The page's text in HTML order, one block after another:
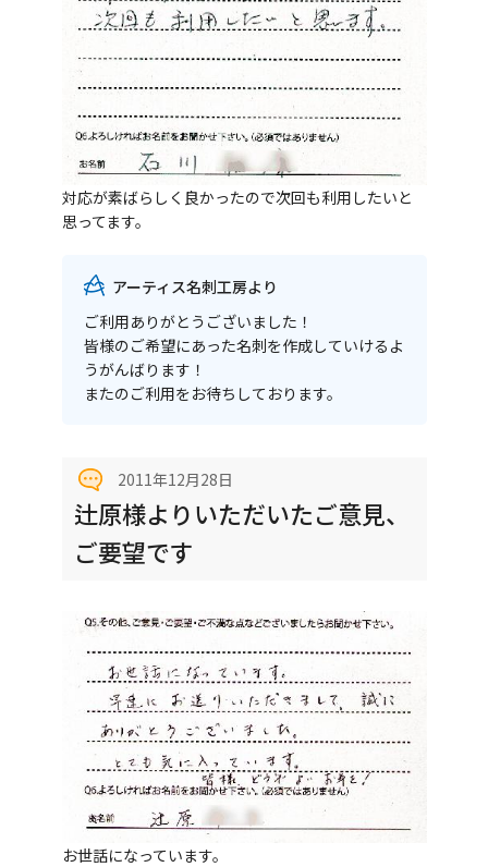
対応が素ばらしく良かったので次回も利用したいと
思ってます。
アーティス名刺工房より
ご利用ありがとうございました！
皆様のご希望にあった名刺を作成していけるよ
うがんばります！
またのご利用をお待ちしております。
2011年12月28日
辻原様よりいただいたご意見、
ご要望です
お世話になっています。